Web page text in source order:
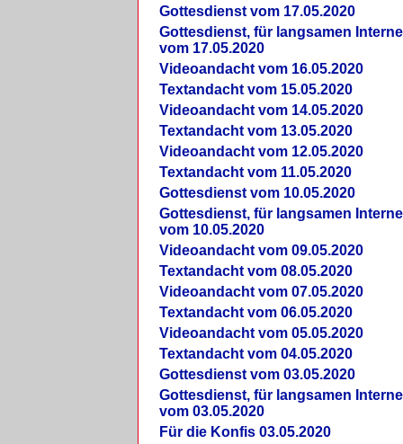
Gottesdienst vom 17.05.2020
Gottesdienst, für langsamen
vom 17.05.2020
Videoandacht vom 16.05.2020
Textandacht vom 15.05.2020
Videoandacht vom 14.05.2020
Textandacht vom 13.05.2020
Videoandacht vom 12.05.2020
Textandacht vom 11.05.2020
Gottesdienst vom 10.05.2020
Gottesdienst, für langsamen
vom 10.05.2020
Videoandacht vom 09.05.2020
Textandacht vom 08.05.2020
Videoandacht vom 07.05.2020
Textandacht vom 06.05.2020
Videoandacht vom 05.05.2020
Textandacht vom 04.05.2020
Gottesdienst vom 03.05.2020
Gottesdienst, für langsamen
vom 03.05.2020
Für die Konfis 03.05.2020